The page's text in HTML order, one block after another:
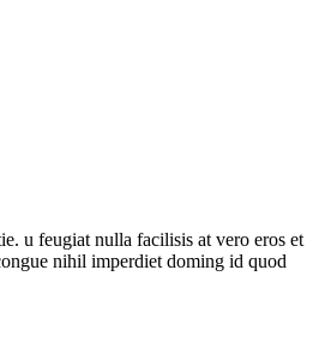
u feugiat nulla facilisis at vero eros et
nihil imperdiet doming id quod